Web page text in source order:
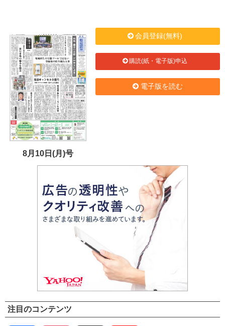
8月10日(月)号
会員登録(無料)
購読(紙・電子版)申込
電子版を読む
注目のコンテンツ